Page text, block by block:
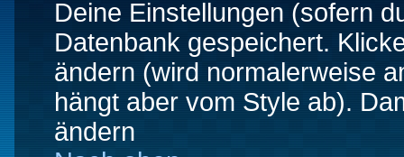
Deine Einstellungen (sofern
Datenbank gespeichert.
ändern (wird normalerweise
hängt aber vom Style ab).
ändern